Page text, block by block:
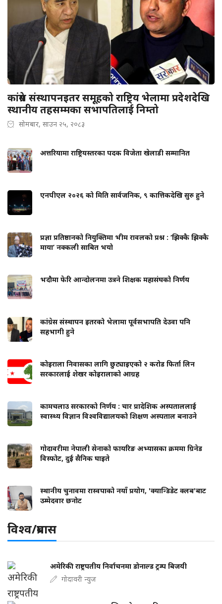
कांग्रेस संस्थापनइतर समूहको राष्ट्रिय भेलामा प्रदेशदेखि
स्थानीय तहसम्मका सभापतिलाई निम्तो
सोमबार, साउन २५, २०८३
अत्तरियामा राष्ट्रियस्तरका पदक विजेता खेलाडी सम्मानित
एनपीएल २०२६ को मिति सार्वजनिक, ९ कात्तिकदेखि सुरु हुने
प्रज्ञा प्रतिष्ठानको नियुक्तिमा भीम रावलको प्रश्न : ‘झिक्कै झिक्कै
माया’ नक्कली साबित भयो
भदौमा फेरि आन्दोलनमा उत्रने शिक्षक महासंघको निर्णय
कांग्रेस संस्थापन इतरको भेलामा पूर्वसभापति देउवा पनि
सहभागी हुने
कोइराला निवासका लागि छुट्याइएको २ करोड फिर्ता लिन
सरकारलाई शेखर कोइरालाको आग्रह
कामचलाउ सरकारको निर्णय : चार प्रादेशिक अस्पताललाई
स्वास्थ्य विज्ञान विश्वविद्यालयको शिक्षण अस्पताल बनाउने
गोदावरीमा नेपाली सेनाको फायरिङ अभ्यासका क्रममा ग्रिनेड
विस्फोट, दुई सैनिक घाइते
स्थानीय चुनावमा रास्वपाको नयाँ प्रयोग, 'क्यान्डिडेट क्लब'बाट
उम्मेदवार छनोट
विश्व/प्रबास
अमेरिकी राष्ट्रपतीय निर्वाचनमा डोनाल्ड ट्रम्प बिजयी
गोदावरी न्युज